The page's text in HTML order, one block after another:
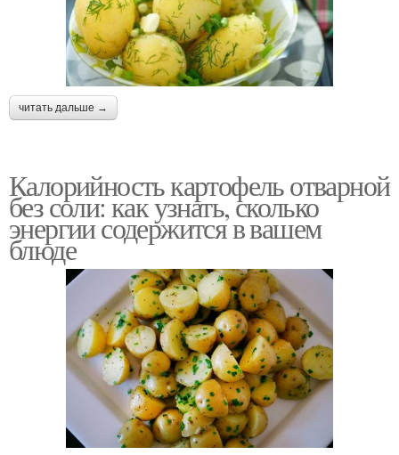
читать дальше →
Калорийность картофель отварной
без соли: как узнать, сколько
энергии содержится в вашем
блюде